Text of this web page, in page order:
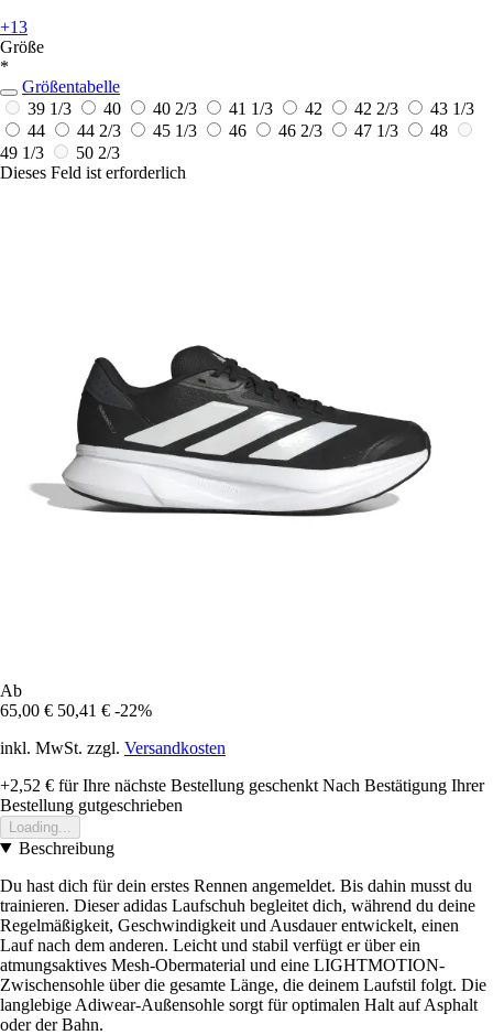
+13
Größe
*
Größentabelle
39 1/3
40 40 2/3 41 1/3 42 42 2/3
43 1/3
44
44 2/3 45 1/3 46 46 2/3 47 1/3
48
49 1/3
50 2/3
Dieses Feld ist erforderlich
Ab
65,00 € 50,41 € -22%
inkl. MwSt. zzgl. Versandkosten
+2,52 € für Ihre nächste Bestellung geschenkt Nach Bestätigung Ihrer
Bestellung gutgeschrieben
Loading...
Beschreibung
Du hast dich für dein erstes Rennen angemeldet. Bis dahin musst du
trainieren. Dieser adidas Laufschuh begleitet dich, während du deine
Regelmäßigkeit, Geschwindigkeit und Ausdauer entwickelt, einen
Lauf nach dem anderen. Leicht und stabil verfügt er über ein
atmungsaktives Mesh-Obermaterial und eine LIGHTMOTION-
Zwischensohle über die gesamte Länge, die deinem Laufstil folgt. Die
langlebige Adiwear-Außensohle sorgt für optimalen Halt auf Asphalt
oder der Bahn.